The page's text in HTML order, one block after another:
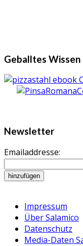
Geballtes Wissen
Newsletter
Emailaddresse:
Impressum
Über Salamico
Datenschutz
Media-Daten